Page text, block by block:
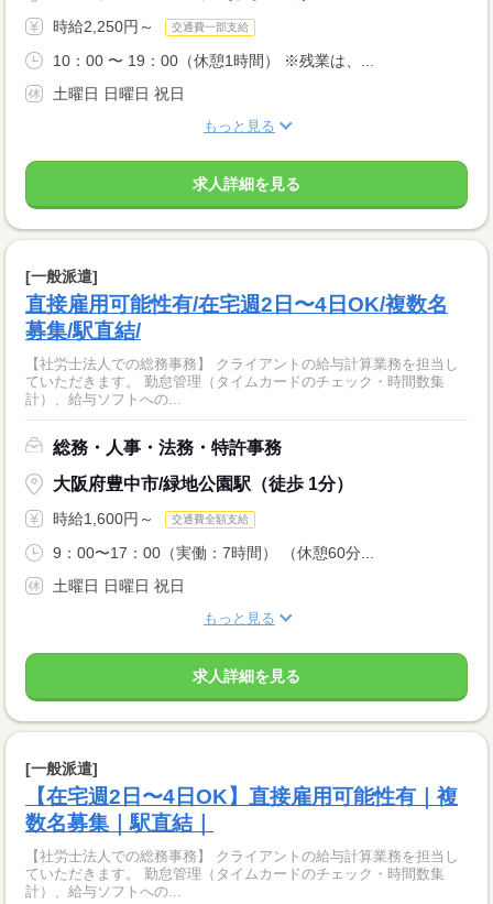
時給2,250円～ 交通費一部支給
10：00 〜 19：00（休憩1時間） ※残業は、...
土曜日 日曜日 祝日
もっと見る
求人詳細を見る
[一般派遣]
直接雇用可能性有/在宅週2日〜4日OK/複数名
募集/駅直結/
【社労士法人での総務事務】 クライアントの給与計算業務を担当し
ていただきます。 勤怠管理（タイムカードのチェック・時間数集
計）、給与ソフトへの...
総務・人事・法務・特許事務
大阪府豊中市/緑地公園駅（徒歩 1分）
時給1,600円～ 交通費全額支給
9：00〜17：00（実働：7時間） （休憩60分...
土曜日 日曜日 祝日
もっと見る
求人詳細を見る
[一般派遣]
【在宅週2日〜4日OK】直接雇用可能性有｜複
数名募集｜駅直結｜
【社労士法人での総務事務】 クライアントの給与計算業務を担当し
ていただきます。 勤怠管理（タイムカードのチェック・時間数集
計）、給与ソフトへの...